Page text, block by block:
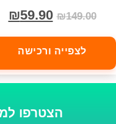
₪149.00
₪59.90
לצפייה ורכישה
הצטרפו